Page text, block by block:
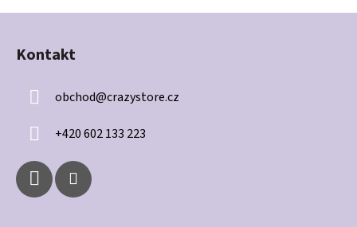
Z
Kontakt
obchod@crazystore.cz
+420 602 133 223